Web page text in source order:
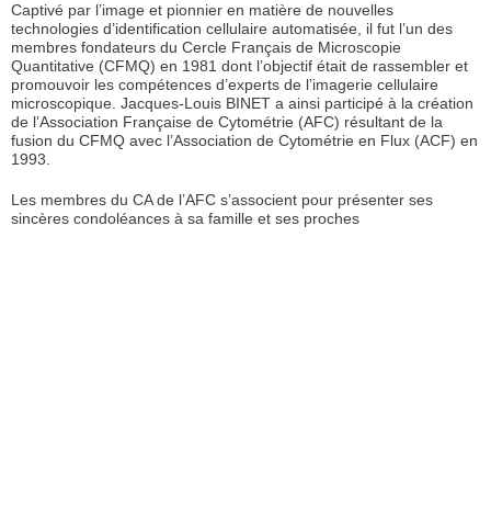
Captivé par l’image et pionnier en matière de nouvelles
technologies d’identification cellulaire automatisée, il fut l’un des
membres fondateurs du Cercle Français de Microscopie
Quantitative (CFMQ) en 1981 dont l’objectif était de rassembler et
promouvoir les compétences d’experts de l’imagerie cellulaire
microscopique. Jacques-Louis BINET a ainsi participé à la création
de l’Association Française de Cytométrie (AFC) résultant de la
fusion du CFMQ avec l’Association de Cytométrie en Flux (ACF) en
1993.
Les membres du CA de l’AFC s’associent pour présenter ses
sincères condoléances à sa famille et ses proches